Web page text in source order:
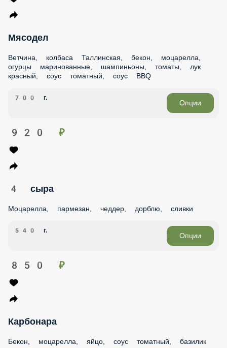
Мясодел
Ветчина, колбаса Таллинская, бекон, моцарелла, огурцы
маринованные, шампиньоны, томаты, лук красный, соус
томатный, соус BBQ
700 г.
Опции
920 ₽
4 сыра
Моцарелла, пармезан, чеддер, дорблю, сливки
540 г.
Опции
850 ₽
Карбонара
Бекон, моцарелла, яйцо, соус томатный, базилик сушеный